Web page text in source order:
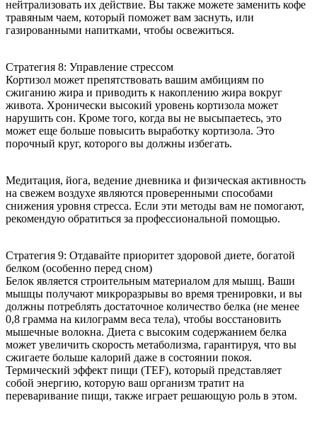
нейтрализовать их действие. Вы также можете заменить кофе
травяным чаем, который поможет вам заснуть, или
газированными напитками, чтобы освежиться.
Стратегия 8: Управление стрессом
Кортизол может препятствовать вашим амбициям по
сжиганию жира и приводить к накоплению жира вокруг
живота. Хронически высокий уровень кортизола может
нарушить сон. Кроме того, когда вы не высыпаетесь, это
может еще больше повысить выработку кортизола. Это
порочный круг, которого вы должны избегать.
Медитация, йога, ведение дневника и физическая активность
на свежем воздухе являются проверенными способами
снижения уровня стресса. Если эти методы вам не помогают,
рекомендую обратиться за профессиональной помощью.
Стратегия 9: Отдавайте приоритет здоровой диете, богатой
белком (особенно перед сном)
Белок является строительным материалом для мышц. Ваши
мышцы получают микроразрывы во время тренировки, и вы
должны потреблять достаточное количество белка (не менее
0,8 грамма на килограмм веса тела), чтобы восстановить
мышечные волокна. Диета с высоким содержанием белка
может увеличить скорость метаболизма, гарантируя, что вы
сжигаете больше калорий даже в состоянии покоя.
Термический эффект пищи (TEF), который представляет
собой энергию, которую ваш организм тратит на
переваривание пищи, также играет решающую роль в этом.